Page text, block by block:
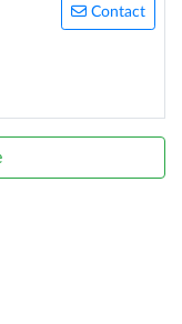
Contact